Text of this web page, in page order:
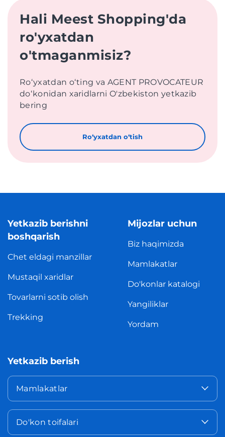
Hali Meest Shopping'da
ro'yxatdan
o'tmaganmisiz?
Roʻyxatdan oʻting va AGENT PROVOCATEUR
doʻkonidan xaridlarni O'zbekiston yetkazib
bering
Roʻyxatdan oʻtish
Yetkazib berishni
boshqarish
Chet eldagi manzillar
Mustaqil xaridlar
Tovarlarni sotib olish
Trekking
Mijozlar uchun
Biz haqimizda
Mamlakatlar
Do'konlar katalogi
Yangiliklar
Yordam
Yetkazib berish
Mamlakatlar
Do'kon toifalari